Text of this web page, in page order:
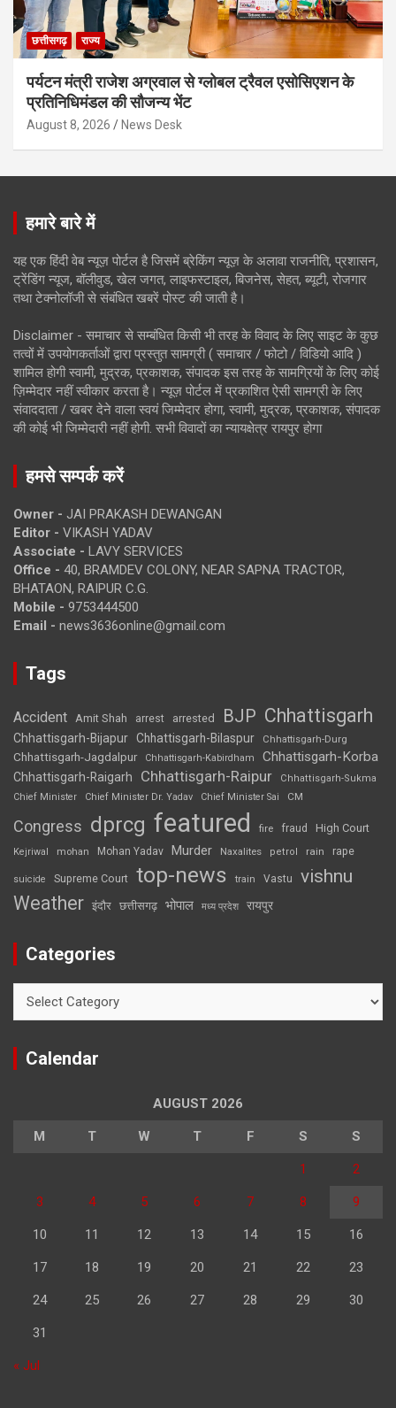
छत्तीसगढ़ राज्य
पर्यटन मंत्री राजेश अग्रवाल से ग्लोबल ट्रैवल एसोसिएशन के
प्रतिनिधिमंडल की सौजन्य भेंट
August 8, 2026 News Desk
हमारे बारे में
यह एक हिंदी वेब न्यूज़ पोर्टल है जिसमें ब्रेकिंग न्यूज़ के अलावा राजनीति, प्रशासन,
ट्रेंडिंग न्यूज, बॉलीवुड, खेल जगत, लाइफस्टाइल, बिजनेस, सेहत, ब्यूटी, रोजगार
तथा टेक्नोलॉजी से संबंधित खबरें पोस्ट की जाती है।
Disclaimer - समाचार से सम्बंधित किसी भी तरह के विवाद के लिए साइट के कुछ
तत्वों में उपयोगकर्ताओं द्वारा प्रस्तुत सामग्री ( समाचार / फोटो / विडियो आदि )
शामिल होगी स्वामी, मुद्रक, प्रकाशक, संपादक इस तरह के सामग्रियों के लिए कोई
ज़िम्मेदार नहीं स्वीकार करता है। न्यूज़ पोर्टल में प्रकाशित ऐसी सामग्री के लिए
संवाददाता / खबर देने वाला स्वयं जिम्मेदार होगा, स्वामी, मुद्रक, प्रकाशक, संपादक
की कोई भी जिम्मेदारी नहीं होगी. सभी विवादों का न्यायक्षेत्र रायपुर होगा
हमसे सम्पर्क करें
Owner - JAI PRAKASH DEWANGAN
Editor - VIKASH YADAV
Associate - LAVY SERVICES
Office - 40, BRAMDEV COLONY, NEAR SAPNA TRACTOR,
BHATAON, RAIPUR C.G.
Mobile - 9753444500
Email - news3636online@gmail.com
Tags
Accident Amit Shah arrest arrested BJP Chhattisgarh
Chhattisgarh-Bijapur Chhattisgarh-Bilaspur Chhattisgarh-Durg
Chhattisgarh-Jagdalpur Chhattisgarh-Kabirdham Chhattisgarh-Korba
Chhattisgarh-Raigarh Chhattisgarh-Raipur
Chhattisgarh-Sukma
Chief Minister
Chief Minister Dr. Yadav Chief Minister Sai CM
Congress dprcg featured fire fraud High Court
Kejriwal mohan Mohan Yadav Murder Naxalites petrol rain rape
suicide Supreme Court top-news train Vastu vishnu
Weather इंदौर छत्तीसगढ़ भोपाल मध्य प्रदेश रायपुर
Categories
Calendar
AUGUST 2026
M T W T F S S
1 2
3 4 5 6 7 8 9
10 11 12 13 14 15 16
17 18 19 20 21 22 23
24 25 26 27 28 29 30
31
« Jul